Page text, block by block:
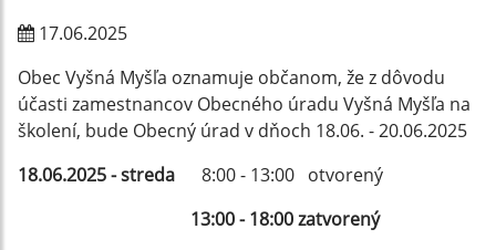
17.06.2025
Obec Vyšná Myšľa oznamuje občanom, že z dôvodu
účasti zamestnancov Obecného úradu Vyšná Myšľa na
školení, bude Obecný úrad v dňoch 18.06. - 20.06.2025
18.06.2025 - streda 8:00 - 13:00 otvorený
13:00 - 18:00 zatvorený